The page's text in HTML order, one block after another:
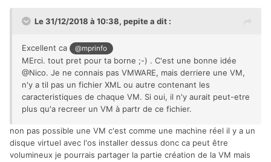
Le 31/12/2018 à 10:38, pepitea dit :
Excellent ca @mprinfo
MErci. tout pret pour ta borne ;-) . C'est une bonne idée
@Nico. Je ne connais pas VMWARE, mais derriere une VM,
n'y a til pas un fichier XML ou autre contenant les
caracteristiques de chaque VM. Si oui, il n'y aurait peut-etre
plus qu'a recreer un VM à partr de ce fichier.
non pas possible une VM c'est comme une machine réel il y a un
disque virtuel avec l'os installer dessus donc ca peut être
volumineux je pourrais partager la partie création de la VM mais